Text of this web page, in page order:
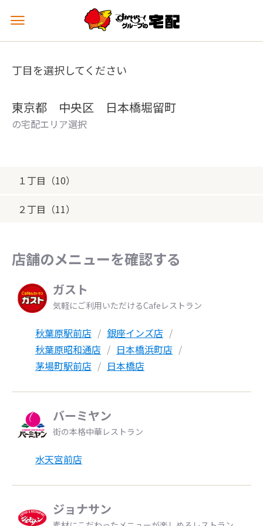
メ
ュ
を
丁目を選択してください
東京都 中央区 日本橋堀留町
の宅配エリア選択
１丁目（10）
２丁目（11）
店舗のメニューを確認する
ガスト
気軽にご利用いただけるCafeレストラン
秋葉原駅前店
銀座インズ店
秋葉原昭和通店
日本橋浜町店
茅場町駅前店
日本橋店
バーミヤン
街の本格中華レストラン
水天宮前店
ジョナサン